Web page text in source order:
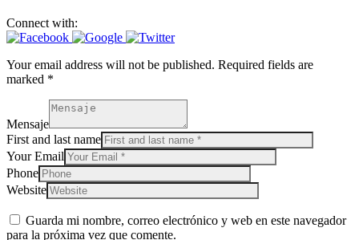
Connect with:
Your email address will not be published. Required fields are
marked *
Mensaje
First and last name
Your Email
Phone
Website
Guarda mi nombre, correo electrónico y web en este navegador
para la próxima vez que comente.